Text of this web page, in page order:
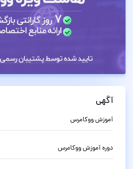
آگهی
آموزش ووکامرس
دوره آموزش ووکامرس